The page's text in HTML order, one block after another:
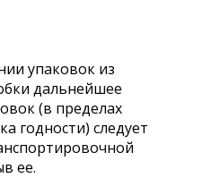
упаковок из
дальнейшее
(в пределах
годности) следует
ее.